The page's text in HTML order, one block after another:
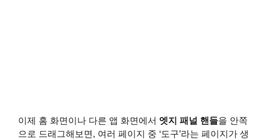
이제 홈 화면이나 다른 앱 화면에서 엣지 패널 핸들을 안쪽
으로 드래그해보면, 여러 페이지 중 ‘도구’라는 페이지가 생